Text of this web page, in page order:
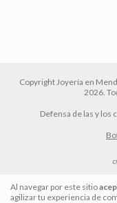
Al navegar por este sitio
agilizar tu experiencia de
Copyright Joyería en
2026.
Defensa de las y los